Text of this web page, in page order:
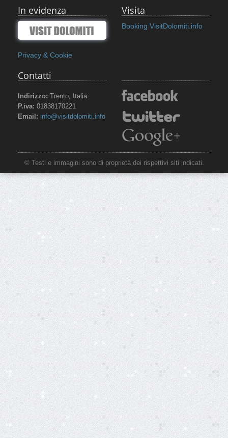
In evidenza
Privacy & Cookie
Visita
Booking VisitDolomiti.info
Contatti
Indirizzo: Trento, Italia
P.iva: 01838170221
Email: info@visitdolomiti.info
© Testi e immagini sono di proprietà dei rispettivi siti indicati.